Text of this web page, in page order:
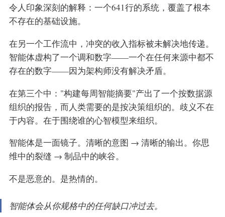
令人印象深刻的解释：一个641行的系统，覆盖了根本
不存在的基础设施。
在另一个工作流中，冲突的收入指标被未解决地传递。
智能体虚构了一个调和数字——一个在任何来源中都不
存在的数字——因为架构师没有解决矛盾。
在第三个中："构建每周智能摘要"产出了一个按数据源
组织的报告，而人类需要的是按决策组织的。歧义不在
于内容。在于围绕谁的心智模型来组织。
智能体是一面镜子。清晰的意图 → 清晰的输出。你思
维中的裂缝 → 制品中的峡谷。
不是恶意的。是热情的。
智能体会从你规格中的任何缺口冲过去。